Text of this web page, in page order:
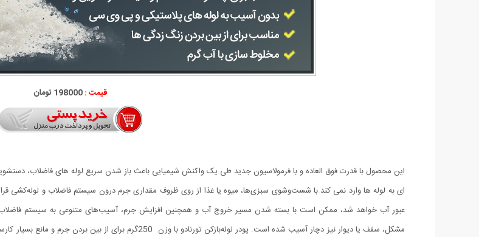
قیمت :198000 تومان
این محصول با قدرت فوق العاده و با فرمولاسیون جدید طی یک واکنش شیمیایی باعث باز شدن سریع لوله های فاضلاب،
ای به لوله ها وارد نمی کند.با شست‌وشوی سبزی‌ها، میوه یا غذا از روی ظروف مقداری جرم درون سیستم فاضلاب و لوله‌کشی
عبور آب خواهد شد، ممکن است با بسته شدن مسیر خروج آب و همچنین افزایش جرم، آسیب‌های متنوعی به سیستم
مشکل، سقف یا دیوار نیز دچار آسیب شده است. پودر لوله‌بازکن تورنادو